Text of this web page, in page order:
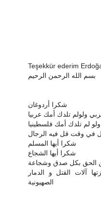
بسم الله الرحمن الرحيم
شكرا أردوغان
ولولم تلدك أمك عربيا
لم تلدك أمك فلسطينيا
في وقت قل فيه الرجال
شكرا أيها المسلم
شكرا أيها الشجاع
الحق بكل صدق وشجاعة
آلات القتل و الدمار
الصهيونية